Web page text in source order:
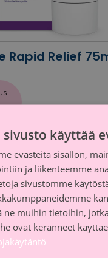
Rapid Relief
päättynyt
sivusto käyttää
evästeitä sisällön,
ja liikenteemme
sivustomme
ne muihin tietoihin,
ovat keränneet